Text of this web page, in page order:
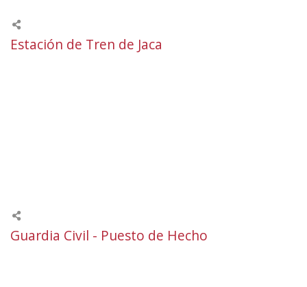
Estación de Tren de Jaca
Guardia Civil - Puesto de Hecho